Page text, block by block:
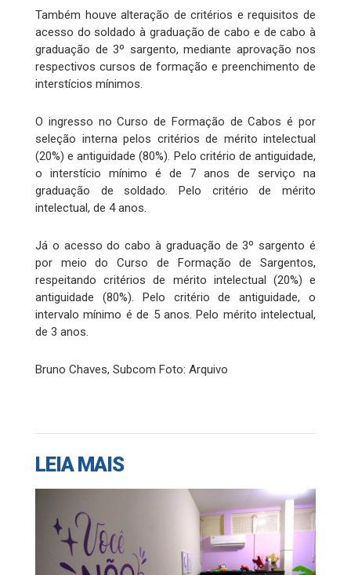
Também houve alteração de critérios e requisitos de
acesso do soldado à graduação de cabo e de cabo à
graduação de 3º sargento, mediante aprovação nos
respectivos cursos de formação e preenchimento de
interstícios mínimos.
O ingresso no Curso de Formação de Cabos é por
seleção interna pelos critérios de mérito intelectual
(20%) e antiguidade (80%). Pelo critério de antiguidade,
o interstício mínimo é de 7 anos de serviço na
graduação de soldado. Pelo critério de mérito
intelectual, de 4 anos.
Já o acesso do cabo à graduação de 3º sargento é
por meio do Curso de Formação de Sargentos,
respeitando critérios de mérito intelectual (20%) e
antiguidade (80%). Pelo critério de antiguidade, o
intervalo mínimo é de 5 anos. Pelo mérito intelectual,
de 3 anos.
Bruno Chaves, Subcom Foto: Arquivo
LEIA MAIS